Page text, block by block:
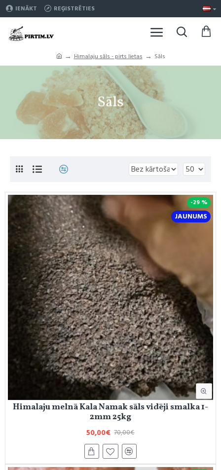
IENĀKT REĢISTRĒTIES
Himalaju sāls - pirts lietas Sāls
Sāls
JAUNUMS
-29 %
Himalaju melnā Kala Namak sāls vidēji smalka 1-
2mm 25kg
50,00€ 70,00€